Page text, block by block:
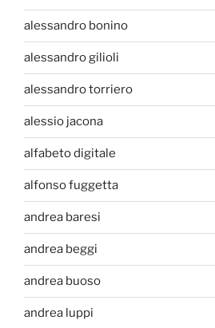
alessandro bonino
alessandro gilioli
alessandro torriero
alessio jacona
alfabeto digitale
alfonso fuggetta
andrea baresi
andrea beggi
andrea buoso
andrea luppi